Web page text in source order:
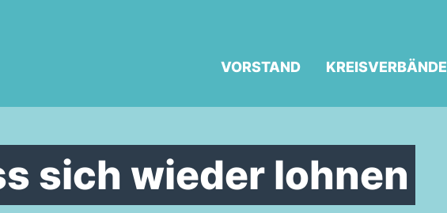
VORSTAND KREISVERBÄNDE
sich wieder lohnen